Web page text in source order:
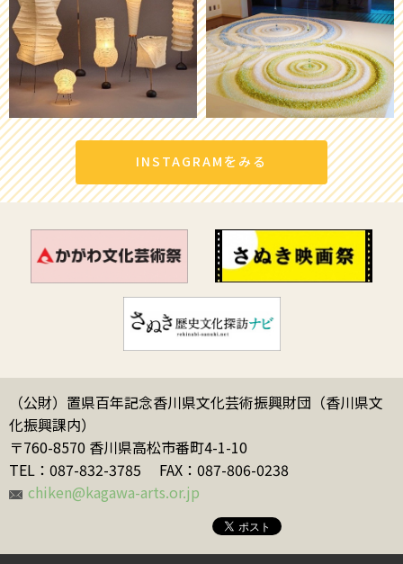
INSTAGRAMをみる
（公財）置県百年記念香川県文化芸術振興財団（香川県文
化振興課内）
〒760-8570 香川県高松市番町4-1-10
TEL：087-832-3785
FAX：087-806-0238
chiken@kagawa-arts.or.jp